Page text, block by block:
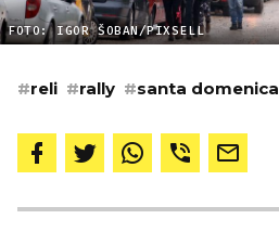
FOTO: IGOR ŠOBAN/PIXSELL
#reli #rally #santa domenica